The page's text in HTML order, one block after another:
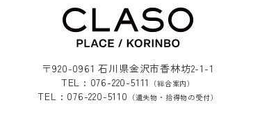
〒920-0961 石川県金沢市香林坊2-1-1
TEL : 076-220-5111
（総合案内）
TEL : 076-220-5110 （遺失物・拾得物の受付）